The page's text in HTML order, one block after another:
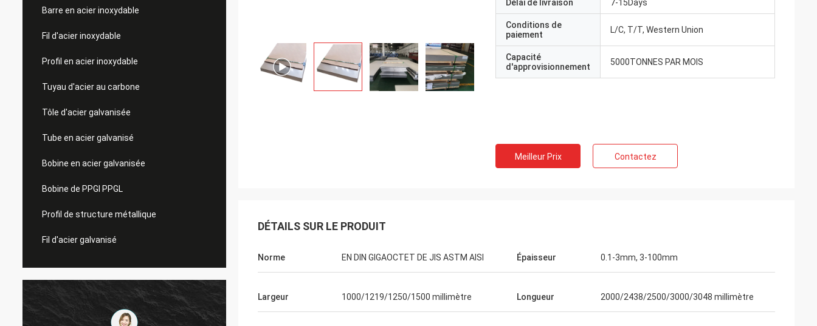
Barre en acier inoxydable
Fil d'acier inoxydable
Profil en acier inoxydable
Tuyau d'acier au carbone
Tôle d'acier galvanisée
Tube en acier galvanisé
Bobine en acier galvanisée
Bobine de PPGI PPGL
Profil de structure métallique
Fil d'acier galvanisé
Délai de livraison 7-15Days
Conditions de
paiement
L/C, T/T, Western Union
Capacité
d'approvisionnement
5000TONNES PAR MOIS
Meilleur Prix Contactez
DÉTAILS SUR LE PRODUIT
Norme EN DIN GIGAOCTET DE JIS ASTM AISI Épaisseur 0.1-3mm, 3-100mm
Largeur 1000/1219/1250/1500 millimètre Longueur 2000/2438/2500/3000/3048 millimètre